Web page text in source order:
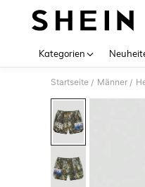
Kategorien
Startseite / Männer /